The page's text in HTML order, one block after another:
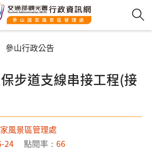
參山行政公告
步道支線串接工程(接
風景區管理處
24 點閱率： 66